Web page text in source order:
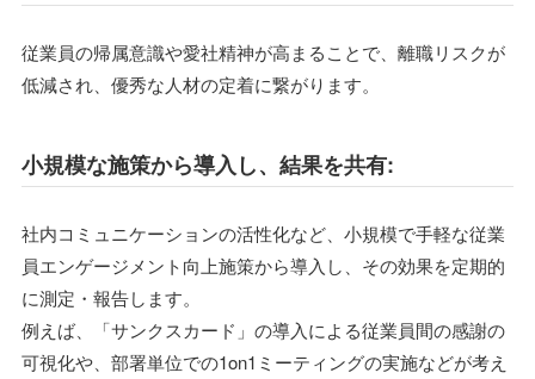
従業員の帰属意識や愛社精神が高まることで、離職リスクが
低減され、優秀な人材の定着に繋がります。
小規模な施策から導入し、結果を共有:
社内コミュニケーションの活性化など、小規模で手軽な従業
員エンゲージメント向上施策から導入し、その効果を定期的
に測定・報告します。
例えば、「サンクスカード」の導入による従業員間の感謝の
可視化や、部署単位での1on1ミーティングの実施などが考え